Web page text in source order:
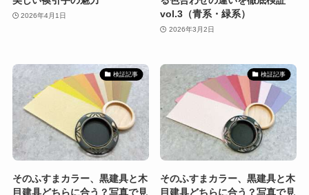
2026年4月1日
vol.3（青系・緑系）
2026年3月2日
検証記事
そのふすまカラー、黒建具と木
目建具どちらに合う？写真で見
検証記事
そのふすまカラー、黒建具と木
目建具どちらに合う？写真で見